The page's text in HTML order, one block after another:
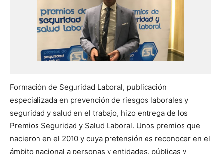
Formación de Seguridad Laboral, publicación
especializada en prevención de riesgos laborales y
seguridad y salud en el trabajo, hizo entrega de los
Premios Seguridad y Salud Laboral. Unos premios que
nacieron en el 2010 y cuya pretensión es reconocer en el
ámbito nacional a personas y entidades, públicas y